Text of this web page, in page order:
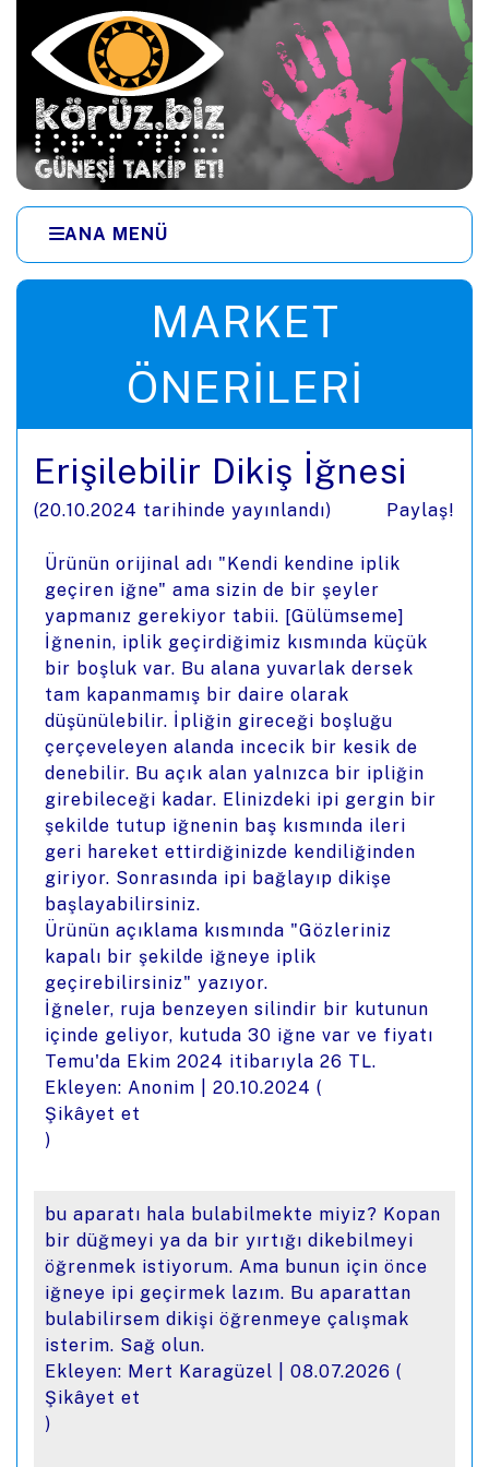
Ana içeriğe zıpla
ANA MENÜ
MARKET
ÖNERILERI
Erişilebilir Dikiş İğnesi
(20.10.2024 tarihinde yayınlandı) Paylaş!
Ürünün orijinal adı "Kendi kendine iplik
geçiren iğne" ama sizin de bir şeyler
yapmanız gerekiyor tabii. [Gülümseme]
İğnenin, iplik geçirdiğimiz kısmında küçük
bir boşluk var. Bu alana yuvarlak dersek
tam kapanmamış bir daire olarak
düşünülebilir. İpliğin gireceği boşluğu
çerçeveleyen alanda incecik bir kesik de
denebilir. Bu açık alan yalnızca bir ipliğin
girebileceği kadar. Elinizdeki ipi gergin bir
şekilde tutup iğnenin baş kısmında ileri
geri hareket ettirdiğinizde kendiliğinden
giriyor. Sonrasında ipi bağlayıp dikişe
başlayabilirsiniz.
Ürünün açıklama kısmında "Gözleriniz
kapalı bir şekilde iğneye iplik
geçirebilirsiniz" yazıyor.
İğneler, ruja benzeyen silindir bir kutunun
içinde geliyor, kutuda 30 iğne var ve fiyatı
Temu'da Ekim 2024 itibarıyla 26 TL.
Ekleyen: Anonim | 20.10.2024 (
Şikâyet et
)
bu aparatı hala bulabilmekte miyiz? Kopan
bir düğmeyi ya da bir yırtığı dikebilmeyi
öğrenmek istiyorum. Ama bunun için önce
iğneye ipi geçirmek lazım. Bu aparattan
bulabilirsem dikişi öğrenmeye çalışmak
isterim. Sağ olun.
Ekleyen: Mert Karagüzel | 08.07.2026 (
Şikâyet et
)
Menüye zıpla